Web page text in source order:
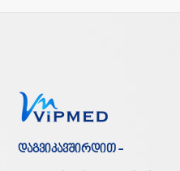
დაგვიკავშირდით -